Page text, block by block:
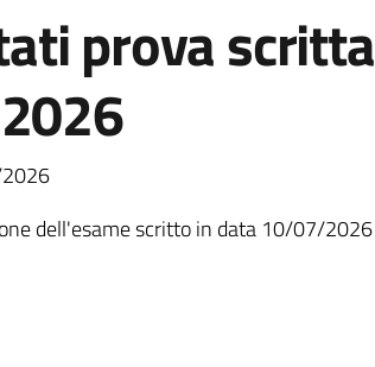
prova scritta
dell'esame scritto in data 10/07/2026